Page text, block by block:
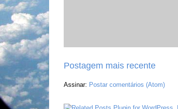
Postagem mais recente
Assinar: Postar comentários (Atom)